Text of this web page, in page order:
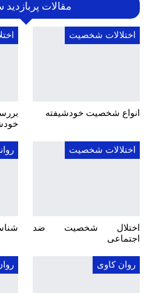
مقالات
اختلالات شخصیت
انواع شخصیت خودشیفته
اختلالات شخصیت
اختلال شخصیت ضد
اجتماعی
روان کاوی